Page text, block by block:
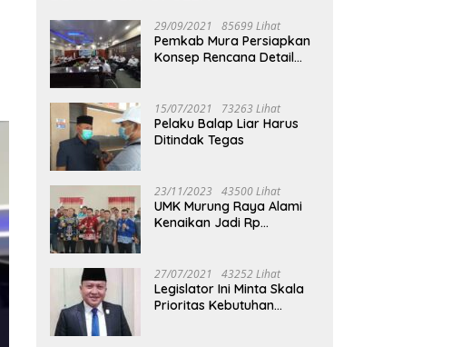
29/09/2021 85699 Lihat
Pemkab Mura Persiapkan
Konsep Rencana Detail
15/07/2021 73263 Lihat
Pelaku Balap Liar Harus
Ditindak Tegas
23/11/2023 43500 Lihat
UMK Murung Raya Alami
Kenaikan Jadi Rp
27/07/2021 43252 Lihat
Legislator Ini Minta Skala
Prioritas Kebutuhan